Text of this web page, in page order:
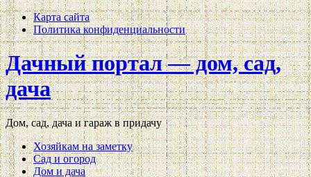
Карта сайта
Политика конфиденциальности
Дачный портал — дом, сад,
дача
Дом, сад, дача и гараж в придачу
Хозяйкам на заметку
Сад и огород
Дом и дача